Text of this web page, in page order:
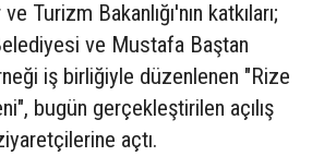
Turizm Bakanlığı'nın katkıları;
ve Mustafa Baştan
iş birliğiyle düzenlenen "Rize
bugün gerçekleştirilen açılış
açtı.